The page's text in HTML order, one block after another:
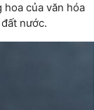
của văn hóa
nước.